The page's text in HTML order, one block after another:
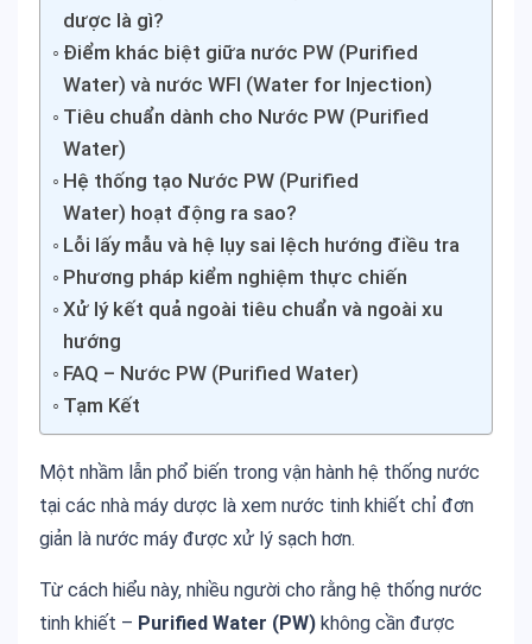
dược là gì?
Điểm khác biệt giữa nước PW (Purified
Water) và nước WFI (Water for Injection)
Tiêu chuẩn dành cho Nước PW (Purified
Water)
Hệ thống tạo Nước PW (Purified
Water) hoạt động ra sao?
Lỗi lấy mẫu và hệ lụy sai lệch hướng điều tra
Phương pháp kiểm nghiệm thực chiến
Xử lý kết quả ngoài tiêu chuẩn và ngoài xu
hướng
FAQ – Nước PW (Purified Water)
Tạm Kết
Một nhầm lẫn phổ biến trong vận hành hệ thống nước
tại các nhà máy dược là xem nước tinh khiết chỉ đơn
giản là nước máy được xử lý sạch hơn.
Từ cách hiểu này, nhiều người cho rằng hệ thống nước
tinh khiết – Purified Water (PW) không cần được